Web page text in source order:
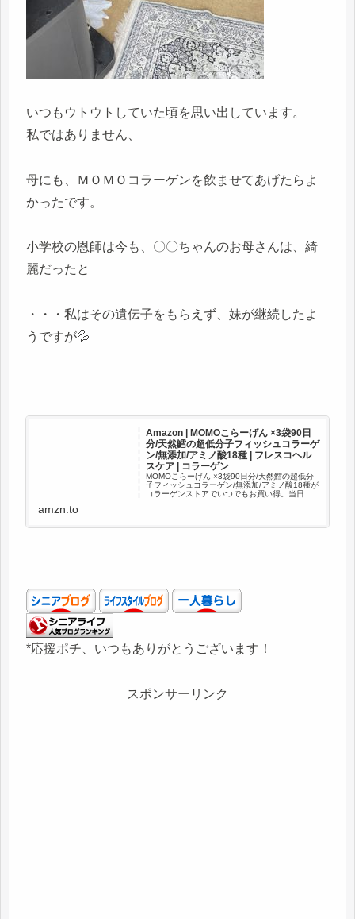
いつもウトウトしていた頃を思い出しています。
私ではありません、
母にも、ＭＯＭＯコラーゲンを飲ませてあげたらよ
かったです。
小学校の恩師は今も、〇〇ちゃんのお母さんは、綺
麗だったと
・・・私はその遺伝子をもらえず、妹が継続したよ
うですが💦
Amazon | MOMOこらーげん ×3袋90日
分/天然鱈の超低分子フィッシュコラーゲ
ン/無添加/アミノ酸18種 | フレスコヘル
スケア | コラーゲン
MOMOこらーげん ×3袋90日分/天然鱈の超低分
子フィッシュコラーゲン/無添加/アミノ酸18種が
コラーゲンストアでいつでもお買い得。当日お
amzn.to
*応援ポチ、いつもありがとうございます！
スポンサーリンク